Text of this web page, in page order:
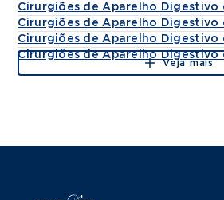
Cirurgiões de Aparelho Digestivo
Cirurgiões de Aparelho Digestivo
Cirurgiões de Aparelho Digestivo
Cirurgiões de Aparelho Digestivo
Veja mais